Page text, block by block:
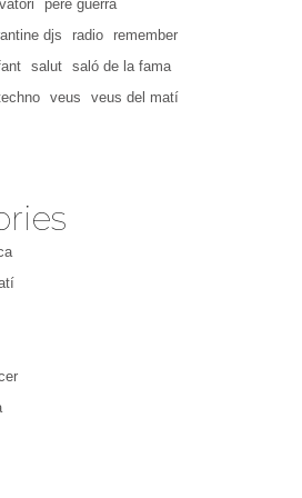
pere guerra
djs radio
remember
salut
saló de la fama
veus
veus del matí